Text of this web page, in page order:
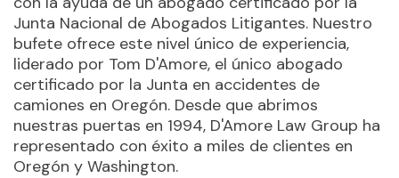
Junta Nacional de Abogados Litigantes. Nuestro
bufete ofrece este nivel único de experiencia,
liderado por Tom D'Amore, el único abogado
certificado por la Junta en accidentes de
camiones en Oregón. Desde que abrimos
nuestras puertas en 1994, D'Amore Law Group ha
representado con éxito a miles de clientes en
Oregón y Washington.